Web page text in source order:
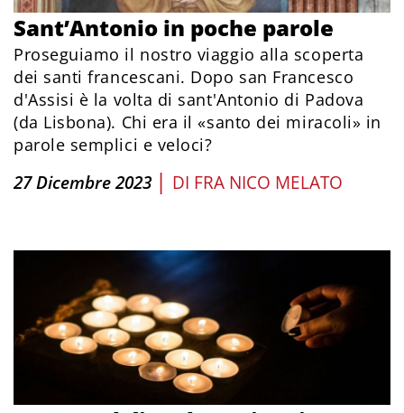
Sant’Antonio in poche parole
Proseguiamo il nostro viaggio alla scoperta
dei santi francescani. Dopo san Francesco
d'Assisi è la volta di sant'Antonio di Padova
(da Lisbona). Chi era il «santo dei miracoli» in
parole semplici e veloci?
27 Dicembre 2023 | DI FRA NICO MELATO